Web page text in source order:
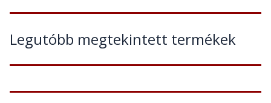
Legutóbb megtekintett termékek